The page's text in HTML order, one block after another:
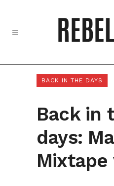
BACK IN THE DAYS
Back in
days:
Mixtape